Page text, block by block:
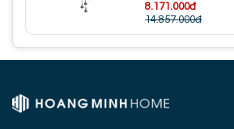
8.171.000đ
14.857.000đ